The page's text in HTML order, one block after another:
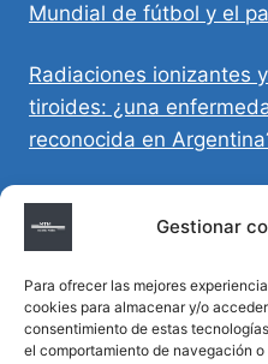
Gestionar
Para ofrecer las mejores
cookies para almacenar y/o
consentimiento de estas
el comportamiento de navegación
Mundial de fútbol y el
Radiaciones ionizantes
tiroides: ¿una
reconocida en
Directivas Médicas
requisitos, registro y
Sumar vida a los años:
envejecimiento